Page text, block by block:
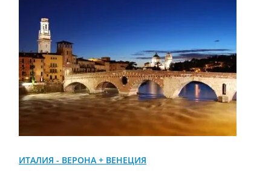
ИТАЛИЯ - ВЕРОНА + ВЕНЕЦИЯ